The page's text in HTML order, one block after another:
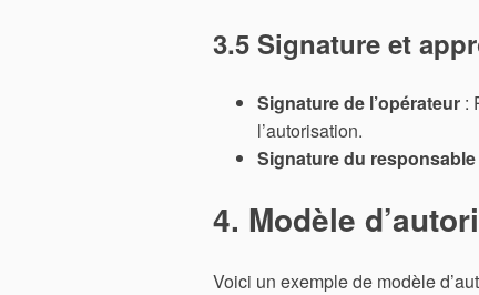
3.5 Signature et
Signature de l’opérateur :
l’autorisation.
Signature du responsable
4. Modèle
Voici un exemple de modèle